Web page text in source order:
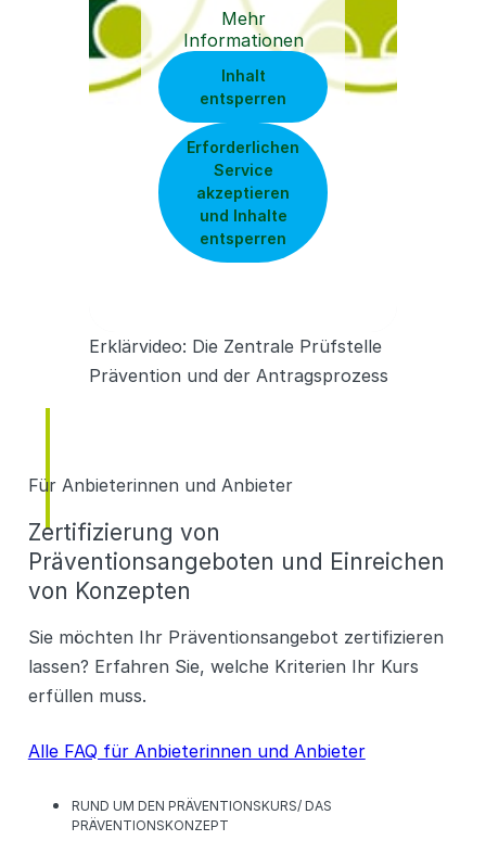
Mehr
Informationen
Inhalt
entsperren
Erforderlichen
Service
akzeptieren
und Inhalte
entsperren
Erklärvideo: Die Zentrale Prüfstelle
Prävention und der Antragsprozess
Für Anbieterinnen und Anbieter
Zertifizierung von
Präventionsangeboten und Einreichen
von Konzepten
Sie möchten Ihr Präventionsangebot zertifizieren
lassen? Erfahren Sie, welche Kriterien Ihr Kurs
erfüllen muss.
Alle FAQ für Anbieterinnen und Anbieter
K
A
RUND UM DEN PRÄVENTIONSKURS/ DAS
PRÄVENTIONSKONZEPT